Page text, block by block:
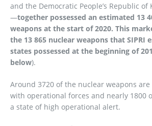
and the Democratic People’s Republic of
—together possessed an estimated 13
weapons at the start of 2020. This
the 13 865 nuclear weapons that SIPRI
states possessed at the beginning of
below).
Around 3720 of the nuclear weapons
with operational forces and nearly 1800
a state of high operational alert.